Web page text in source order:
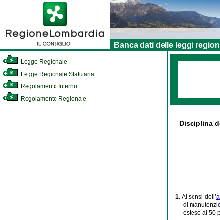
Banca dati delle leggi
Legge Regionale
Legge Regionale Statutaria
Regolamento Interno
Regolamento Regionale
Disciplina
1.Ai sensi dell’
di
esteso al 50